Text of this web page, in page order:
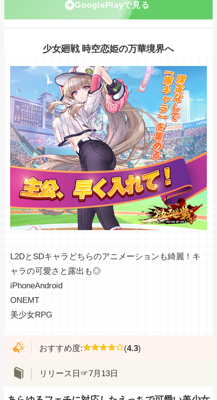
GooglePlayで見る
少女廻戦 時空恋姫の万華境界へ
L2DとSDキャラどちらのアニメーションも綺麗！キ
ャラの可愛さと露出も◎
iPhoneAndroid
ONEMT
美少女RPG
おすすめ度: (4.3)
リリース日☞7月13日